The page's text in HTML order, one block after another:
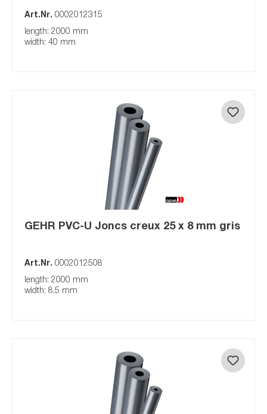
Art.Nr. 0002012315
length: 2000 mm
width: 40 mm
GEHR PVC-U Joncs creux 25 x 8 mm gris
Art.Nr. 0002012508
length: 2000 mm
width: 8.5 mm